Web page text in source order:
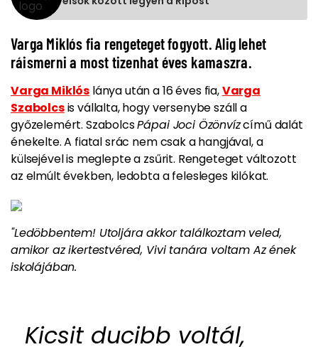
Varga Miklós fia rengeteget fogyott. Alig lehet
ráismerni a most tizenhat éves kamaszra.
Varga Miklós lánya után a 16 éves fia,Varga
Szabolcsis vállalta, hogy versenybe száll a
győzelemért. SzabolcsPápai Joci Özönvízcímű dalát
énekelte.A fiatal srác nem csak a hangjával, a
külsejével is meglepte a zsűrit. Rengeteget változott
az elmúlt években, ledobta a felesleges kilókat.
"Ledöbbentem! Utoljára akkor találkoztam veled,
amikor az ikertestvéred, Vivi tanára voltam Az ének
iskolájában.
Kicsit ducibb voltál,